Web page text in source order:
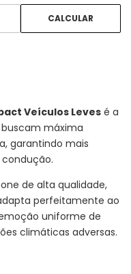
CALCULAR
Veículos Leves é a
máxima
garantindo mais
de alta qualidade,
perfeitamente ao
uniforme de
climáticas adversas.